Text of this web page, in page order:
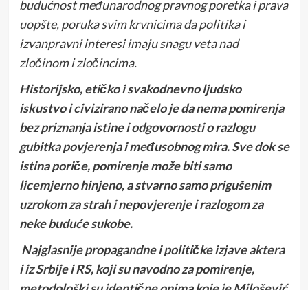
budućnost međunarodnog pravnog poretka i prava
uopšte, poruka svim krvnicima da politika i
izvanpravni interesi imaju snagu veta nad
zločinom i zločincima.
Historijsko, etičko i svakodnevno ljudsko
iskustvo i civizirano načelo je da nema pomirenja
bez priznanja istine i odgovornosti o razlogu
gubitka povjerenja i međusobnog mira. Sve dok se
istina poriče, pomirenje može biti samo
licemjerno hinjeno, a stvarno samo prigušenim
uzrokom za strah i nepovjerenje i razlogom za
neke buduće sukobe.
Najglasnije propagandne i političke izjave aktera
i iz Srbije i RS, koji su navodno za pomirenje,